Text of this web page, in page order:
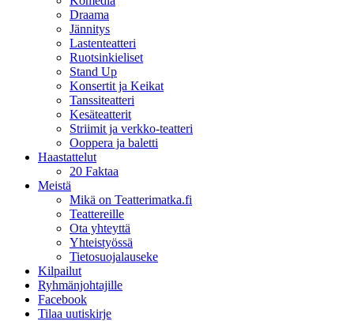
Draama
Jännitys
Lastenteatteri
Ruotsinkieliset
Stand Up
Konsertit ja Keikat
Tanssiteatteri
Kesäteatterit
Striimit ja verkko-teatteri
Ooppera ja baletti
Haastattelut
20 Faktaa
Meistä
Mikä on Teatterimatka.fi
Teattereille
Ota yhteyttä
Yhteistyössä
Tietosuojalauseke
Kilpailut
Ryhmänjohtajille
Facebook
Tilaa uutiskirje